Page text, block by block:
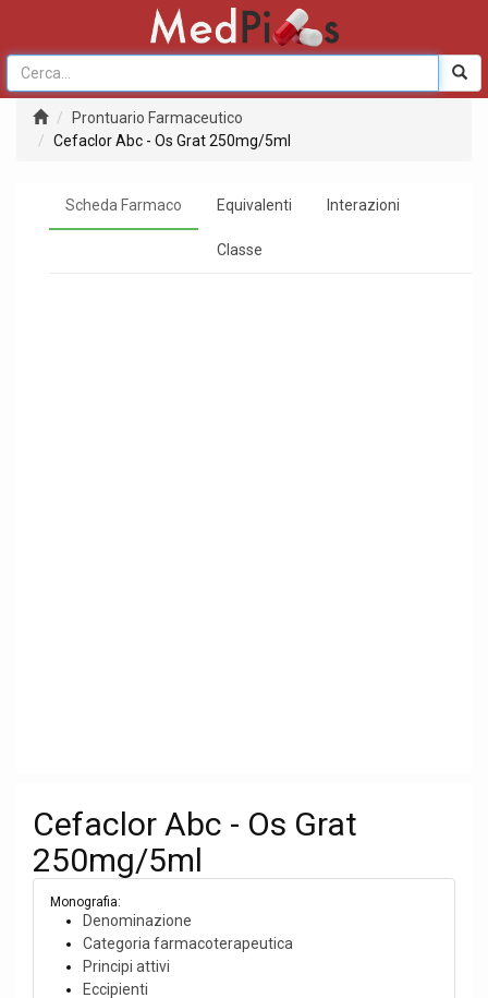
Prontuario Farmaceutico
Cefaclor Abc - Os Grat 250mg/5ml
Scheda Farmaco Equivalenti Interazioni
Classe
Cefaclor Abc - Os Grat
250mg/5ml
Monografia:
Denominazione
Categoria farmacoterapeutica
Principi attivi
Eccipienti